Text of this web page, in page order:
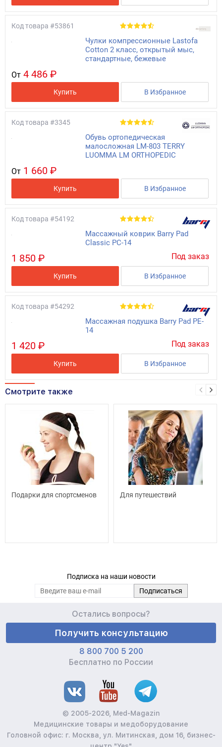
Код товара #53861
Чулки компрессионные Lastofa
Cotton 2 класс, открытый мыс,
стандартные, бежевые
От 4 486 ₽
Купить В Избранное
Код товара #3345
Обувь ортопедическая
малосложная LM-803 TERRY
LUOMMA LM ORTHOPEDIC
От 1 660 ₽
Купить В Избранное
Код товара #54192
Массажный коврик Barry Pad
Classic PC-14
1 850 ₽ Под заказ
Купить В Избранное
Код товара #54292
Массажная подушка Barry Pad PE-
14
1 420 ₽ Под заказ
Купить В Избранное
Смотрите также
Подарки для спортсменов Для путешествий
Подписка на наши новости
Остались вопросы?
Получить консультацию
8 800 700 5 200
Бесплатно по России
© 2005-2026, Med-Magazin
Медицинские товары и медоборудование
Головной офис: г. Москва, ул. Митинская, дом 16, бизнес-